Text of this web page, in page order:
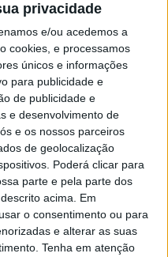
privacidade
e/ou acedemos a
cookies, e processamos
únicos e informações
para publicidade e
de publicidade e
e desenvolvimento de
e os nossos parceiros
de geolocalização
Poderá clicar para
parte e pela parte dos
acima. Em
o consentimento ou para
e alterar as suas
Tenha em atenção
características e
diária e semanal,
diários e semanais e
pelo aparelho de
bem como
(tacógrafo).
nacional da GNR, é
mais
profissionais, e de
deste tipo de